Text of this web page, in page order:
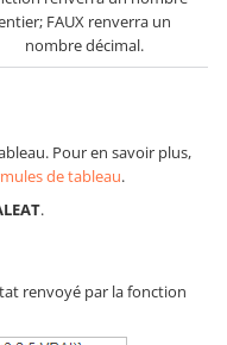
FAUX renverra un
nombre décimal.
Pour en savoir plus,
de tableau.
.
renvoyé par la fonction